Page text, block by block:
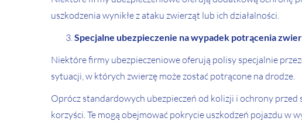
uszkodzenia wynikłe z ataku zwierząt lub ich działalności.
Specjalne ubezpieczenie na wypadek potrącenia
Niektóre firmy ubezpieczeniowe oferują polisy specjalnie
sytuacji, w których zwierzę może zostać potrącone na drodze.
Oprócz standardowych ubezpieczeń od kolizji i ochrony
korzyści. Te mogą obejmować pokrycie uszkodzeń pojazdu w